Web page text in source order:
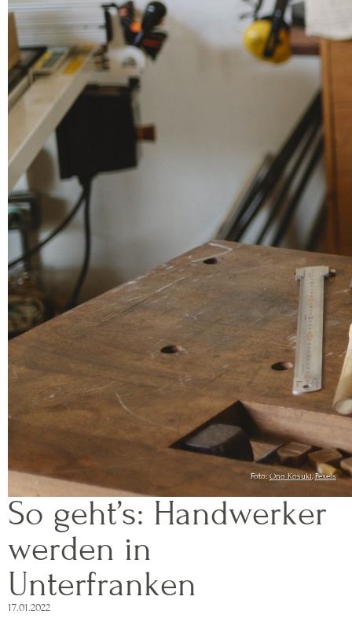
Foto:Ono Kosuki,Pexels
So geht’s: Handwerker
werden in
Unterfranken
17.01.2022